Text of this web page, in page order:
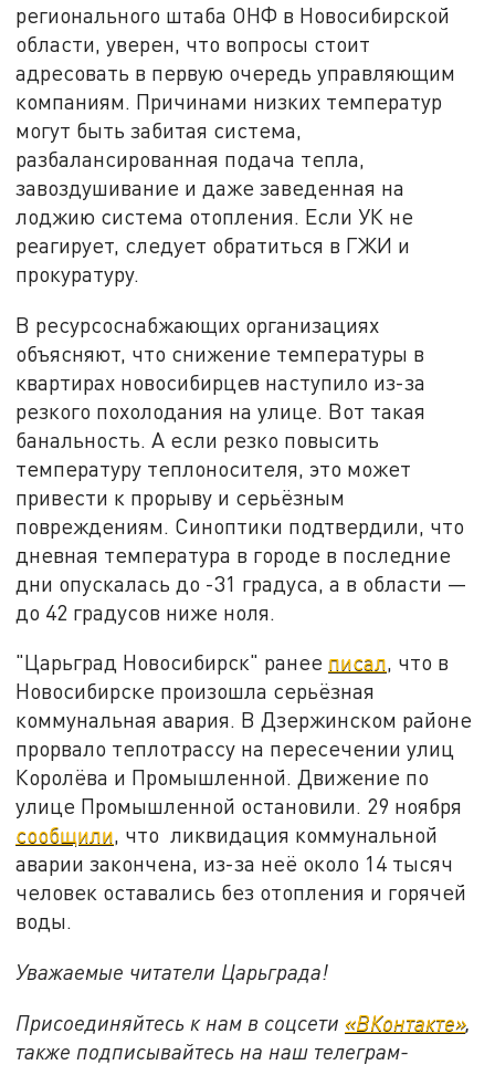
регионального штаба ОНФ в Новосибирской
области, уверен, что вопросы стоит
адресовать в первую очередь управляющим
компаниям. Причинами низких температур
могут быть забитая система,
разбалансированная подача тепла,
завоздушивание и даже заведенная на
лоджию система отопления. Если УК не
реагирует, следует обратиться в ГЖИ и
прокуратуру.
В ресурсоснабжающих организациях
объясняют, что снижение температуры в
квартирах новосибирцев наступило из-за
резкого похолодания на улице. Вот такая
банальность. А если резко повысить
температуру теплоносителя, это может
привести к прорыву и серьёзным
повреждениям. Синоптики подтвердили, что
дневная температура в городе в последние
дни опускалась до -31 градуса, а в области —
до 42 градусов ниже ноля.
"Царьград Новосибирск" ранее писал, что в
Новосибирске произошла серьёзная
коммунальная авария. В Дзержинском районе
прорвало теплотрассу на пересечении улиц
Королёва и Промышленной. Движение по
улице Промышленной остановили. 29 ноября
сообщили, что ликвидация коммунальной
аварии закончена, из-за неё около 14 тысяч
человек оставались без отопления и горячей
воды.
Уважаемые читатели Царьграда!
Присоединяйтесь к нам в соцсети «ВКонтакте»,
также подписывайтесь на наш телеграм-